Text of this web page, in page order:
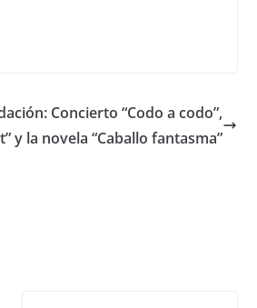
Concierto “Codo a codo”,
y la novela “Caballo fantasma”